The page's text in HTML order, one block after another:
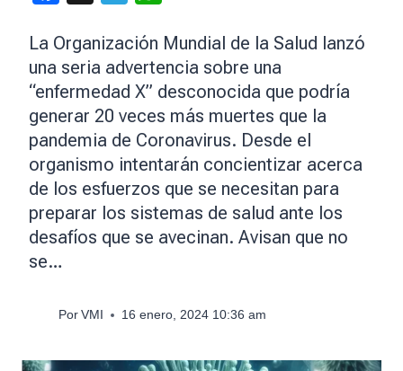
La Organización Mundial de la Salud lanzó
una seria advertencia sobre una
“enfermedad X” desconocida que podría
generar 20 veces más muertes que la
pandemia de Coronavirus. Desde el
organismo intentarán concientizar acerca
de los esfuerzos que se necesitan para
preparar los sistemas de salud ante los
desafíos que se avecinan. Avisan que no
se…
Por VMI 16 enero, 2024 10:36 am